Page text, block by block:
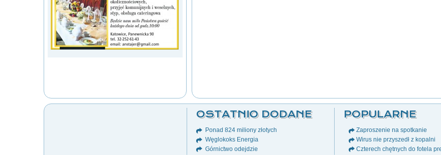
OSTATNIO DODANE
Ponad 824 miliony złotych
Węglokoks Energia
Górnictwo odejdzie
POPULARNE
Zaproszenie na spotkanie
Wirus nie przyszedł z kopalni
Czterech chętnych do fotela